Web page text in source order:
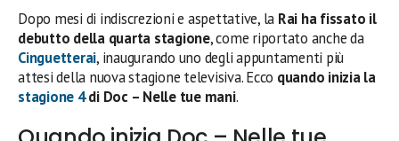
Dopo mesi di indiscrezioni e aspettative, la Rai ha fissato il
debutto della quarta stagione, come riportato anche da
Cinguetterai, inaugurando uno degli appuntamenti più
attesi della nuova stagione televisiva. Ecco quando inizia la
stagione 4di Doc – Nelle tue mani.